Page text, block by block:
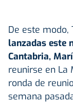
De este modo,
lanzadas este
Cantabria,
reunirse en La
ronda de
semana